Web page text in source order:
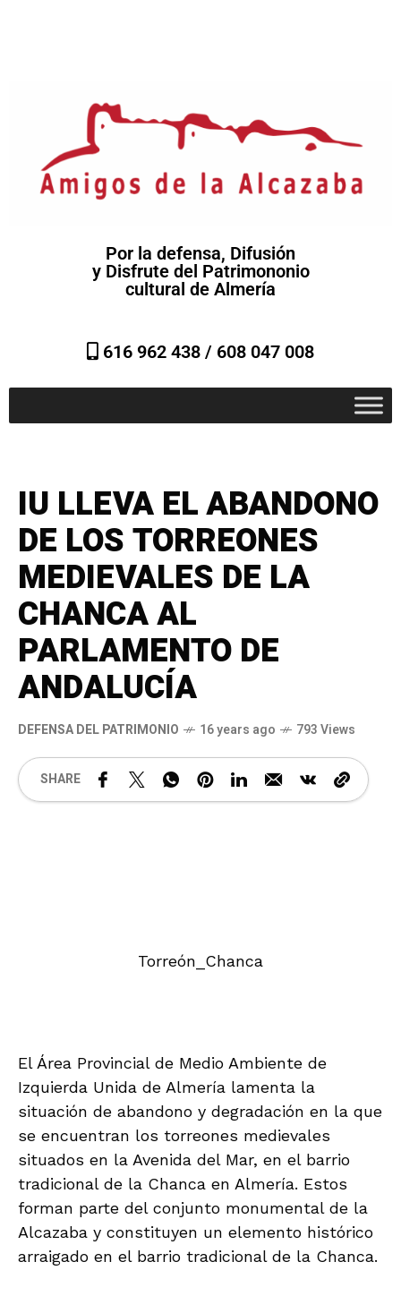
Por la defensa, Difusión
y Disfrute del Patrimononio
cultural de Almería
616 962 438 / 608 047 008
IU LLEVA EL ABANDONO
DE LOS TORREONES
MEDIEVALES DE LA
CHANCA AL
PARLAMENTO DE
ANDALUCÍA
DEFENSA DEL PATRIMONIO 16 years ago 793 Views
SHARE
Torreón_Chanca
El Área Provincial de Medio Ambiente de
Izquierda Unida de Almería lamenta la
situación de abandono y degradación en la que
se encuentran los torreones medievales
situados en la Avenida del Mar, en el barrio
tradicional de la Chanca en Almería. Estos
forman parte del conjunto monumental de la
Alcazaba y constituyen un elemento histórico
arraigado en el barrio tradicional de la Chanca.